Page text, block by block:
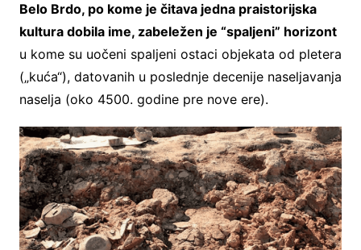
Belo Brdo, po kome je čitava jedna praistorijska
kultura dobila ime, zabeležen je “spaljeni” horizont
u kome su uočeni spaljeni ostaci objekata od pletera
(„kuća“), datovanih u poslednje decenije naseljavanja
naselja (oko 4500. godine pre nove ere).